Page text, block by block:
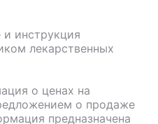
и инструкция
лекарственных
о ценах на
о продаже
предназначена